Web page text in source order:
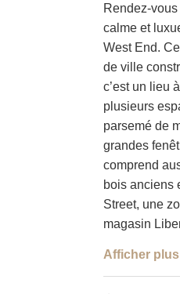
Rendez-
calme et
West End.
de ville
c’est un lieu
plusieurs
parsemé de
grandes
comprend
bois anciens
Street, une
magasin
Afficher plus